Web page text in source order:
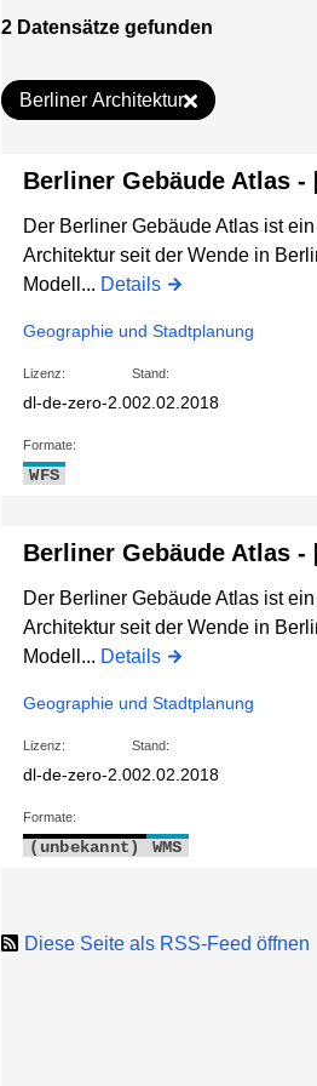
2 Datensätze gefunden
Berliner Architektur
Berliner Gebäude Atlas -
Der Berliner Gebäude Atlas ist
Architektur seit der Wende in
Modell... Details
Geographie und Stadtplanung
Lizenz:
dl-de-zero-2.0
Stand:
02.02.2018
Formate:
WFS
Berliner Gebäude Atlas -
Der Berliner Gebäude Atlas ist
Architektur seit der Wende in
Modell... Details
Geographie und Stadtplanung
Lizenz:
dl-de-zero-2.0
Stand:
02.02.2018
Formate:
(unbekannt) WMS
Diese Seite als RSS-Feed öffnen